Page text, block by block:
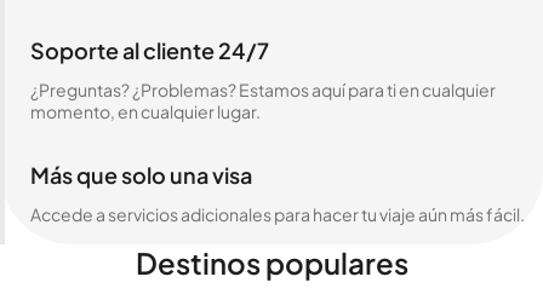
Soporte al cliente 24/7
¿Preguntas? ¿Problemas? Estamos aquí para ti en cualquier
momento, en cualquier lugar.
Más que solo una visa
Accede a servicios adicionales para hacer tu viaje aún más fácil.
Destinos populares